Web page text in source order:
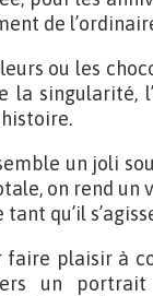
de
ou les
la singularité,
un joli
on rend un
qu’il
faire plaisir à
un